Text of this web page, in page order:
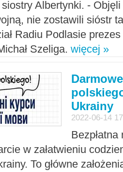
siostry Albertynki. -
nie zostawili sióstr
Radiu Podlasie
Szeliga. więcej »
Ukrainy
2022-06-14
w załatwieniu
To główne